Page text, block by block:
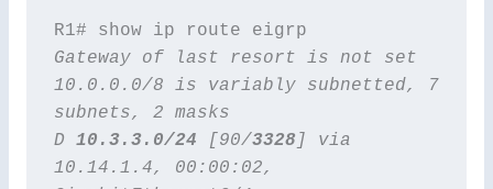
Gateway of last resort is not set
10.0.0.0/8 is variably subnetted, 7
subnets, 2 masks
D 10.3.3.0/24 [90/3328 ] via
10.14.1.4, 00:00:02,